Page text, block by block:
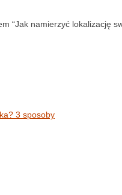
“Jak namierzyć lokalizację
3 sposoby